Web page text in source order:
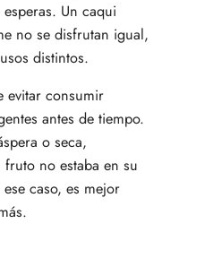
Un caqui
no se disfrutan igual,
distintos.
evitar consumir
antes de tiempo.
o seca,
no estaba en su
caso, es mejor